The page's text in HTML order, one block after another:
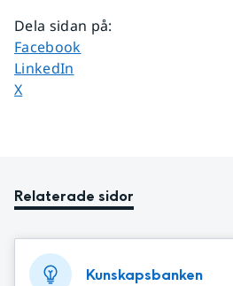
Dela sidan på:
Dela sidan på
Facebook
Dela sidan på
LinkedIn
Dela sidan på
X
Relaterade sidor
Kunskapsbanken